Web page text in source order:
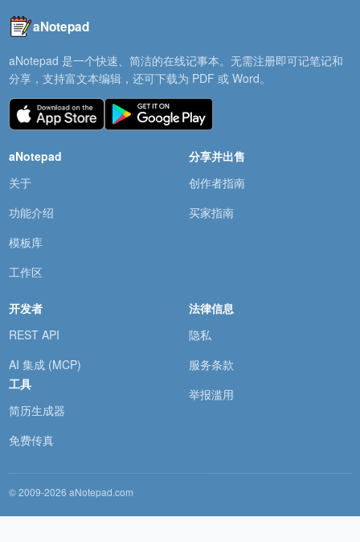
aNotepad
aNotepad 是一个快速、简洁的在线记事本。无需注册即可记笔记和
分享，支持富文本编辑，还可下载为 PDF 或 Word。
aNotepad
关于
功能介绍
模板库
工作区
分享并出售
创作者指南
买家指南
开发者
REST API
AI 集成 (MCP)
工具
简历生成器
免费传真
法律信息
隐私
服务条款
举报滥用
© 2009-2026 aNotepad.com